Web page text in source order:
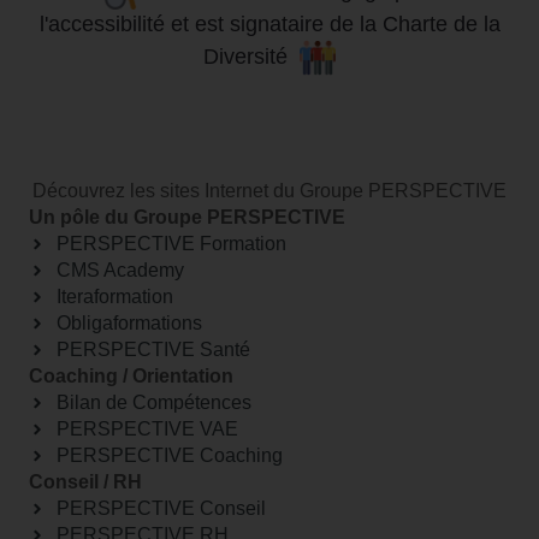
l'accessibilité et est signataire de la Charte de la
Diversité
Découvrez les sites Internet du Groupe PERSPECTIVE
Un pôle du Groupe PERSPECTIVE
PERSPECTIVE Formation
CMS Academy
Iteraformation
Obligaformations
PERSPECTIVE Santé
Coaching / Orientation
Bilan de Compétences
PERSPECTIVE VAE
PERSPECTIVE Coaching
Conseil / RH
PERSPECTIVE Conseil
PERSPECTIVE RH